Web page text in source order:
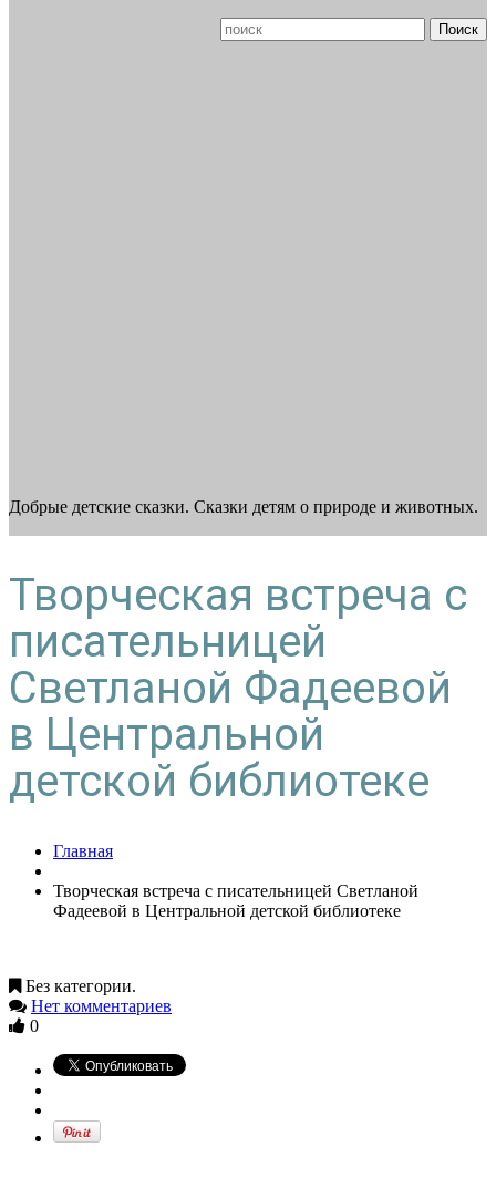
Добрые детские сказки. Сказки детям о природе и животных.
Творческая встреча с
писательницей
Светланой Фадеевой
в Центральной
детской библиотеке
Главная
Творческая встреча с писательницей Светланой
Фадеевой в Центральной детской библиотеке
Без категории.
Нет комментариев
0